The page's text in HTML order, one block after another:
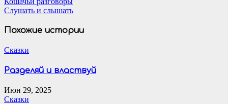
Навигация
по
записям
Слушать и слышать
Похожие истории
Сказки
Разделяй и властвуй
Июн 29, 2025
Сказки